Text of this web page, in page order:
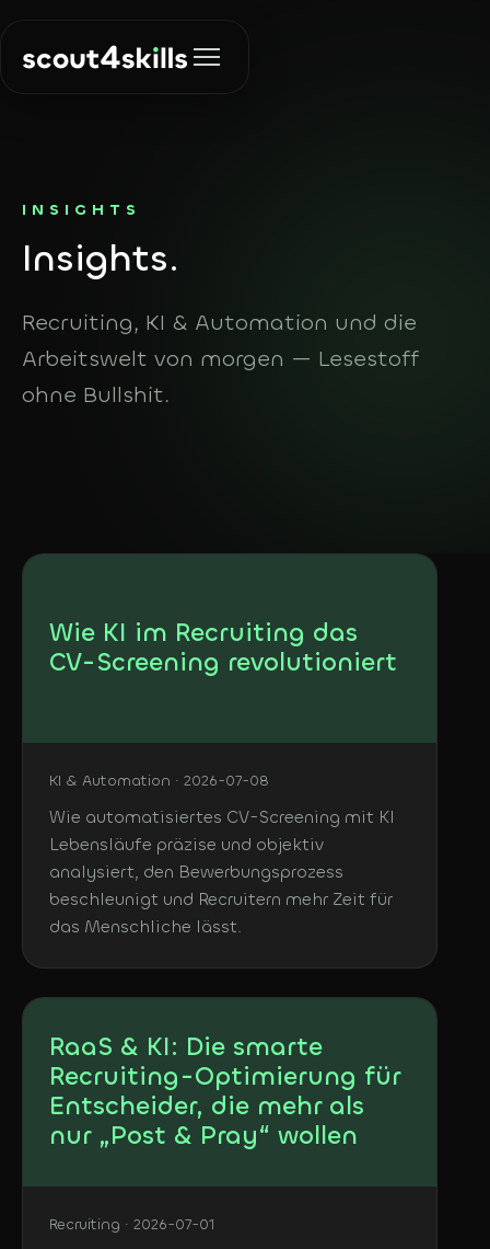
Recruiting
Die richtigen
KI & Automation
automatisieren
Über uns
Insights
English
INSIGHTS
Insights.
Recruiting, KI & Automation und die
Arbeitswelt von morgen — Lesestoff
ohne Bullshit.
Wie KI im Recruiting das
CV-Screening revolutioniert
KI & Automation · 2026-07-08
Wie automatisiertes CV-Screening mit KI
Lebensläufe präzise und objektiv
analysiert, den Bewerbungsprozess
beschleunigt und Recruitern mehr Zeit für
das Menschliche lässt.
RaaS & KI: Die smarte
Recruiting-Optimierung für
Entscheider, die mehr als
nur „Post & Pray“ wollen
Recruiting · 2026-07-01